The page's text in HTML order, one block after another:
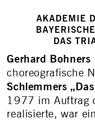
AKADEMIE
DAS
Gerhard Bohners
choreografische
Schlemmers
1977 im Auftrag
realisierte, war